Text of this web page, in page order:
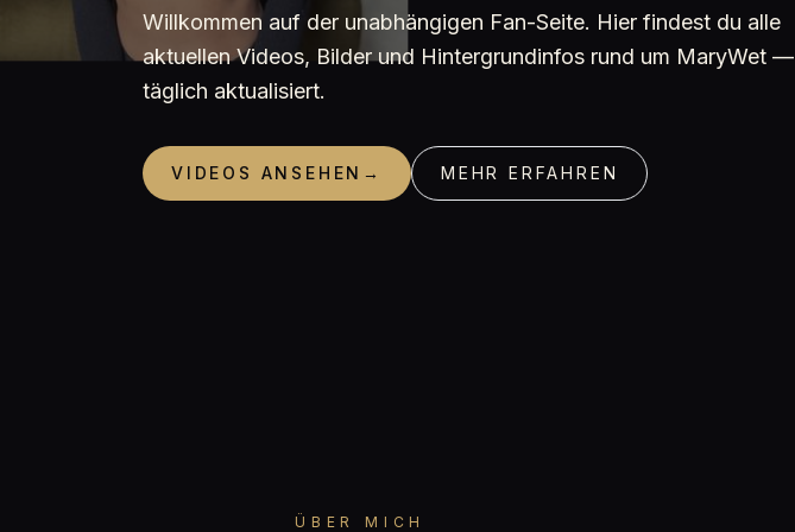
Willkommen auf der unabhängigen Fan-Seite. Hier findest du alle
aktuellen Videos, Bilder und Hintergrundinfos rund um MaryWet —
täglich aktualisiert.
VIDEOS ANSEHEN → MEHR ERFAHREN
ÜBER MICH